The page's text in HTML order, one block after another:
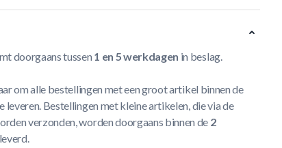
doorgaans tussen 1 en 5 werkdagen in beslag.
om alle bestellingen met een groot artikel binnen de
leveren. Bestellingen met kleine artikelen, die via de
verzonden, worden doorgaans binnen de 2